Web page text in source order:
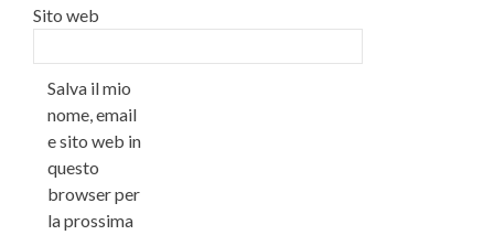
Sito web
Salva il mio
nome, email
e sito web in
questo
browser per
la prossima